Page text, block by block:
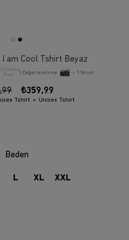
I am Cool Tshirt Beyaz
Ortalama
Puan
1 Değerlendirme • 1 Yorum
₺359,99
Tshirt Unisex Tshirt
Beden
L XL XXL